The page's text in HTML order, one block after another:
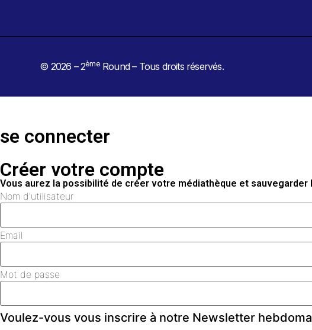
© 2026 – 2èmeRound – Tous droits réservés.
se connecter
Créer votre compte
Vous aurez la possibilité de créer votre médiathèque et
Nom d'utilisateur
Email
Mot de passe
Voulez-vous vous inscrire à notre Newsletter